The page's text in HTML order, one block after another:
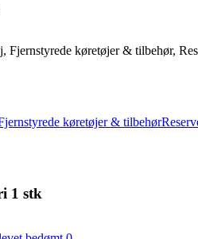
køretøjer & tilbehør,
køretøjer & tilbehør
1 stk